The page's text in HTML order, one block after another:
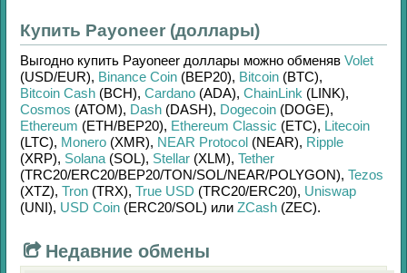
Купить Payoneer (доллары)
Выгодно купить Payoneer доллары можно обменяв Volet
(USD/EUR), Binance Coin (BEP20), Bitcoin (BTC),
Bitcoin Cash (BCH), Cardano (ADA), ChainLink (LINK),
Cosmos (ATOM), Dash (DASH), Dogecoin (DOGE),
Ethereum (ETH/BEP20), Ethereum Classic (ETC), Litecoin
(LTC), Monero (XMR), NEAR Protocol (NEAR), Ripple
(XRP), Solana (SOL), Stellar (XLM), Tether
(TRC20/ERC20/BEP20/TON/SOL/NEAR/POLYGON), Tezos
(XTZ), Tron (TRX), True USD (TRC20/ERC20), Uniswap
(UNI), USD Coin (ERC20/SOL) или ZCash (ZEC).
Недавние обмены